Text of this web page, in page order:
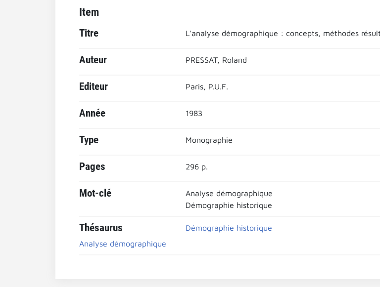
Item
Titre L'analyse démographique : concepts, méthodes
Auteur PRESSAT, Roland
Editeur Paris, P.U.F.
Année 1983
Type Monographie
Pages 296 p.
Mot-clé
Analyse démographique
Démographie historique
Thésaurus
Démographie historique
Analyse démographique